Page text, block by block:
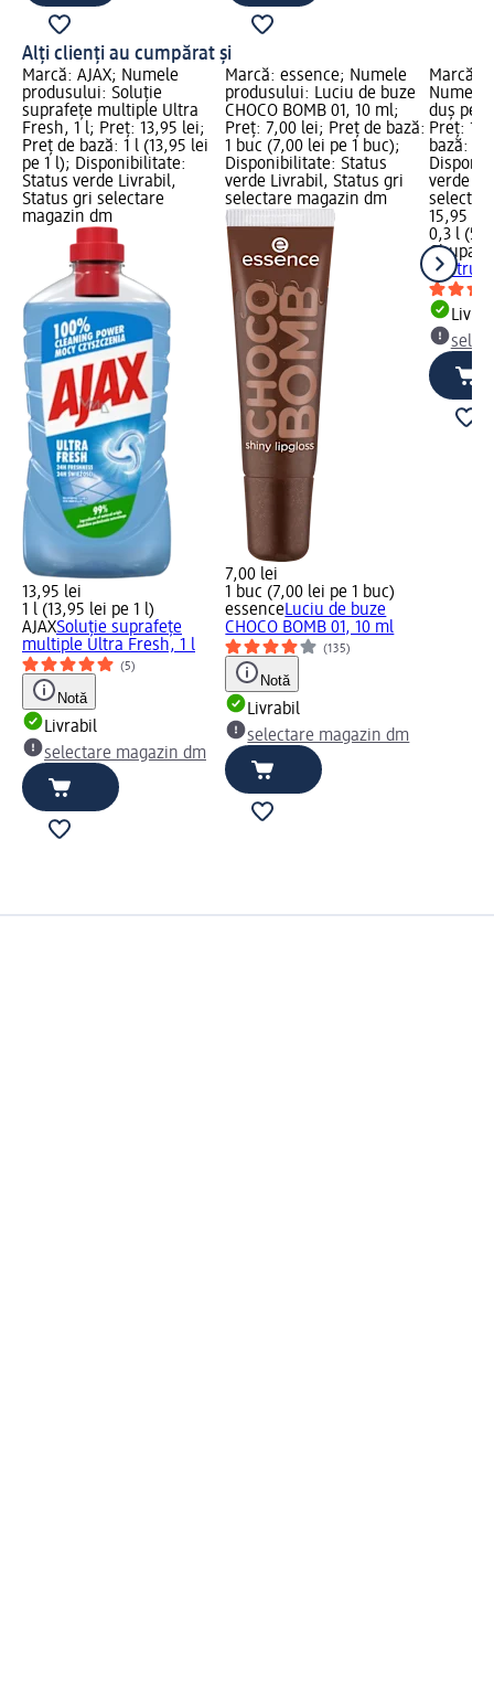
Alți clienți au cumpărat și
Marcă: AJAX; Numele
produsului: Soluție
suprafețe multiple Ultra
Fresh, 1 l; Preț: 13,95 lei;
Preț de bază: 1 l (13,95 lei
pe 1 l); Disponibilitate:
Status verde Livrabil,
Status gri selectare
magazin dm
13,95 lei
1 l (13,95 lei pe 1 l)
AJAXSoluție suprafețe
multiple Ultra Fresh, 1 l
(5)
Notă
Livrabil
selectare magazin dm
Marcă: essence; Numele
produsului: Luciu de buze
CHOCO BOMB 01, 10 ml;
Preț: 7,00 lei; Preț de bază:
1 buc (7,00 lei pe 1 buc);
Disponibilitate: Status
verde Livrabil, Status gri
selectare magazin dm
7,00 lei
1 buc (7,00 lei pe 1 buc)
essenceLuciu de buze
CHOCO BOMB 01, 10 ml
(135)
Notă
Livrabil
selectare magazin dm
Marcă:
Numele
duș
Preț:
bază:
verde
15,95 lei
0,3 l
Chupa
pentru